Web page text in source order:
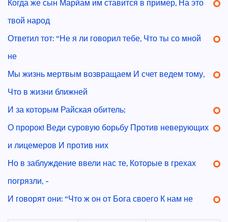
твой народ
Ответил тот: "Не я ли говорил тебе, Что ты со мной
не
Мы жизнь мертвым возвращаем И счет ведем тому,
Что в жизни ближней
И за которым Райская обитель;
О пророк! Веди суровую борьбу Против неверующих
и лицемеров И против них
Но в заблуждение ввели нас те, Которые в грехах
погрязли, -
И говорят они: "Что ж он от Бога своего К нам не